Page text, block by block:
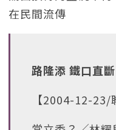
在民間流傳
路隆添 鐵口直
【2004-12-23/